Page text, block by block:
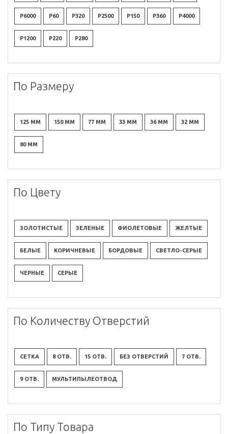
P6000 P60 P320 P2500 P150 P360 P4000
P1200 P220 P280
По Размеру
125 ММ 150 ММ 77 ММ 33 ММ 36 ММ 32 ММ
80 ММ
По Цвету
ЗОЛОТИСТЫЕ ЗЕЛЕНЫЕ ФИОЛЕТОВЫЕ ЖЕЛТЫЕ
БЕЛЫЕ КОРИЧНЕВЫЕ БОРДОВЫЕ СВЕТЛО-СЕРЫЕ
ЧЕРНЫЕ СЕРЫЕ
По Количеству Отверстий
СЕТКА 8 ОТВ. 15 ОТВ. БЕЗ ОТВЕРСТИЙ 7 ОТВ.
9 ОТВ. МУЛЬТИПЫЛЕОТВОД
По Типу Товара